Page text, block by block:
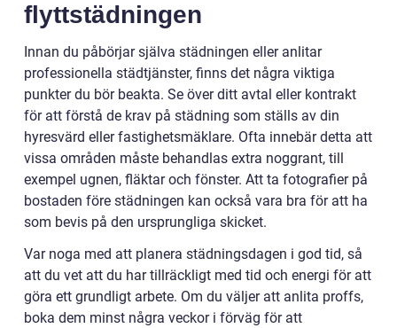
flyttstädningen
Innan du påbörjar själva städningen eller anlitar
professionella städtjänster, finns det några viktiga
punkter du bör beakta. Se över ditt avtal eller kontrakt
för att förstå de krav på städning som ställs av din
hyresvärd eller fastighetsmäklare. Ofta innebär detta att
vissa områden måste behandlas extra noggrant, till
exempel ugnen, fläktar och fönster. Att ta fotografier på
bostaden före städningen kan också vara bra för att ha
som bevis på den ursprungliga skicket.
Var noga med att planera städningsdagen i god tid, så
att du vet att du har tillräckligt med tid och energi för att
göra ett grundligt arbete. Om du väljer att anlita proffs,
boka dem minst några veckor i förväg för att